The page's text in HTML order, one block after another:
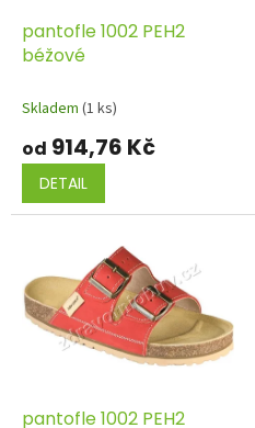
dpantofle 1002 PEH2
béžové
Skladem (1 ks)
od 914,76 Kč
DETAIL
pantofle 1002 PEH2